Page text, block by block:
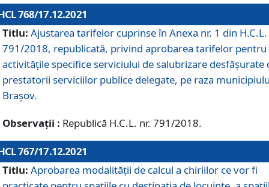
768/17.12.2021
Titlu: Ajustarea tarifelor cuprinse în Anexa nr. 1 din H.C.L.
791/2018, republicată, privind aprobarea tarifelor pentru
activităţile specifice serviciului de salubrizare desfăşurate
prestatorii serviciilor publice delegate, pe raza
Braşov.
Observații : Republică H.C.L. nr. 791/2018.
767/17.12.2021
Titlu: Aprobarea modalității de calcul a chiriilor ce vor fi